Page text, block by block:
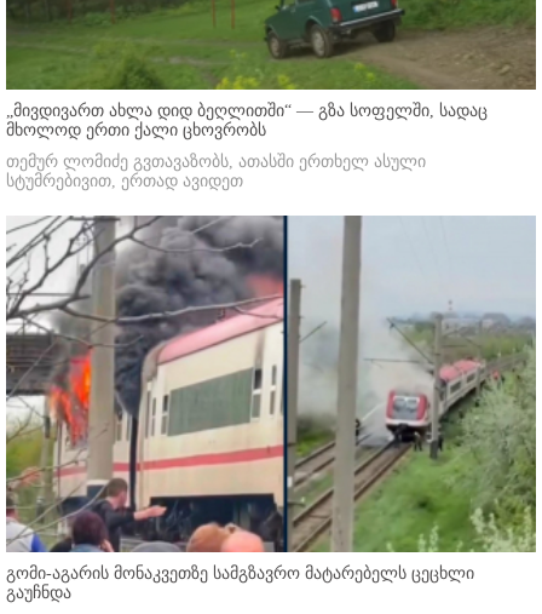
„მივდივართ ახლა დიდ ბეღლითში“ — გზა სოფელში, სადაც
მხოლოდ ერთი ქალი ცხოვრობს
თემურ ლომიძე გვთავაზობს, ათასში ერთხელ ასული
სტუმრებივით, ერთად ავიდეთ
გომი-აგარის მონაკვეთზე სამგზავრო მატარებელს ცეცხლი
გაუჩნდა